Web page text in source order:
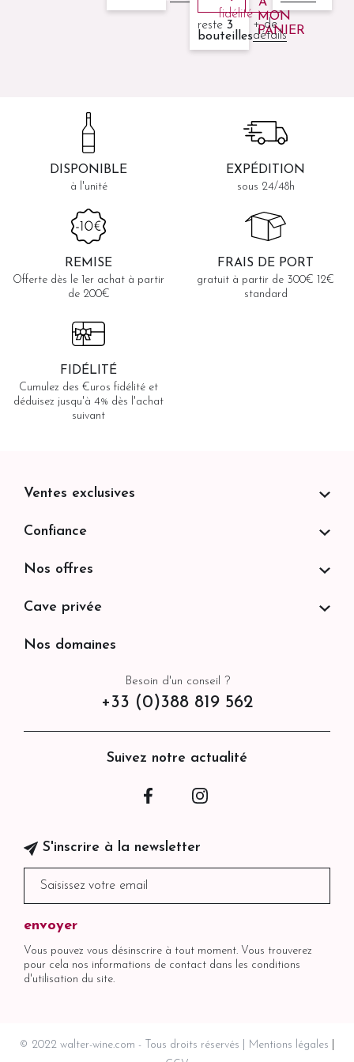
fidélité
À
MON
PANIER
reste 3
bouteilles
+ de
détails
DISPONIBLE
à l'unité
EXPÉDITION
sous 24/48h
REMISE
Offerte dès le 1er achat à partir
de 200€
FRAIS DE PORT
gratuit à partir de 300€ 12€
standard
FIDÉLITÉ
Cumulez des €uros fidélité et
déduisez jusqu'à 4% dès l'achat
suivant
Besoin d'un conseil ?
+33 (0)388 819 562
Suivez notre actualité
Facebook
S'inscrire à la newsletter
Vous pouvez vous désinscrire à tout moment. Vous trouverez
pour cela nos informations de contact dans les conditions
d'utilisation du site.
Ventes exclusives
Confiance
Nos offres
Cave privée
Nos domaines
© 2022 walter-wine.com - Tous droits réservés
Mentions légales